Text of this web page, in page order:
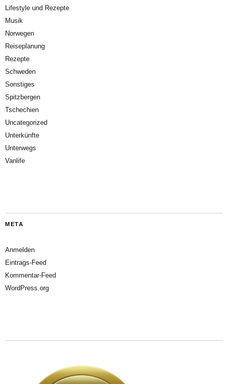
Lifestyle und Rezepte
Musik
Norwegen
Reiseplanung
Rezepte
Schweden
Sonstiges
Spitzbergen
Tschechien
Uncategorized
Unterkünfte
Unterwegs
Vanlife
META
Anmelden
Eintrags-Feed
Kommentar-Feed
WordPress.org